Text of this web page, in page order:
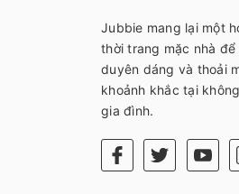
Jubbie mang lại một
thời trang mặc nhà
duyên dáng và thoải
khoảnh khắc tại
gia đình.